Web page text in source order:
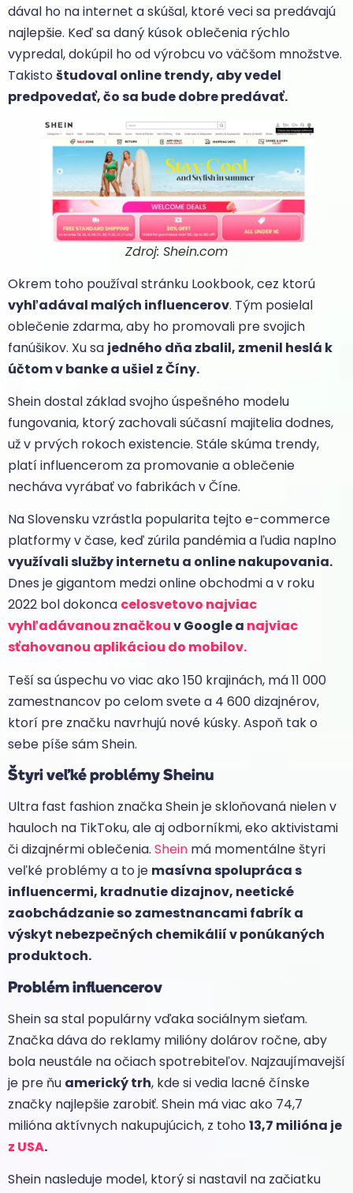
dával ho na internet a skúšal, ktoré veci sa predávajú
najlepšie. Keď sa daný kúsok oblečenia rýchlo
vypredal, dokúpil ho od výrobcu vo väčšom množstve.
Takistoštudoval online trendy, aby vedel
predpovedať, čo sa bude dobre predávať.
Zdroj: Shein.com
Okrem toho používal stránku Lookbook, cez ktorú
vyhľadával malých influencerov. Tým posielal
oblečenie zdarma, aby ho promovali pre svojich
fanúšikov. Xu sa jedného dňa zbalil, zmenil heslá k
účtom v banke a ušiel z Číny.
Shein dostal základ svojho úspešného modelu
fungovania, ktorý zachovali súčasní majitelia dodnes,
už v prvých rokoch existencie. Stále skúma trendy,
platí influencerom za promovanie a oblečenie
necháva vyrábať vo fabrikách v Číne.
Na Slovensku vzrástla popularita tejto e-commerce
platformy v čase, keď zúrila pandémia a ľudia naplno
využívali služby internetu a online nakupovania.
Dnes je gigantom medzi online obchodmi a v roku
2022 bol dokonca celosvetovo najviac
vyhľadávanou značkouv Google a najviac
sťahovanou aplikáciou do mobilov.
Teší sa úspechu vo viac ako 150 krajinách, má 11 000
zamestnancov po celom svete a 4 600 dizajnérov,
ktorí pre značku navrhujú nové kúsky. Aspoň tak o
sebe píše sám Shein.
Štyri veľké problémy Sheinu
Ultra fast fashion značka Shein je skloňovaná nielen v
hauloch na TikToku, ale aj odborníkmi, eko aktivistami
či dizajnérmi oblečenia. Shein má momentálne štyri
veľké problémy a to je masívna spolupráca s
influencermi, kradnutie dizajnov, neetické
zaobchádzanie so zamestnancami fabrík a
výskyt nebezpečných chemikálií v ponúkaných
produktoch.
Problém influencerov
Shein sa stal populárny vďaka sociálnym sieťam.
Značka dáva do reklamy milióny dolárov ročne, aby
bola neustále na očiach spotrebiteľov. Najzaujímavejší
je pre ňu americký trh, kde si vedia lacné čínske
značky najlepšie zarobiť. Shein má viac ako 74,7
milióna aktívnych nakupujúcich, z toho13,7 milióna je
z USA.
Shein nasleduje model, ktorý si nastavil na začiatku